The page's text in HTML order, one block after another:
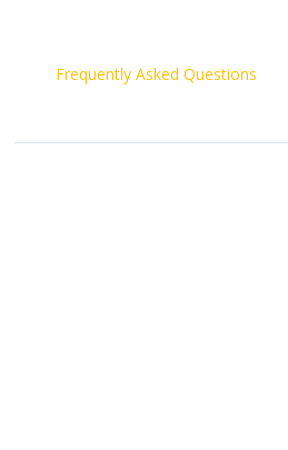
Frequently Asked Questions